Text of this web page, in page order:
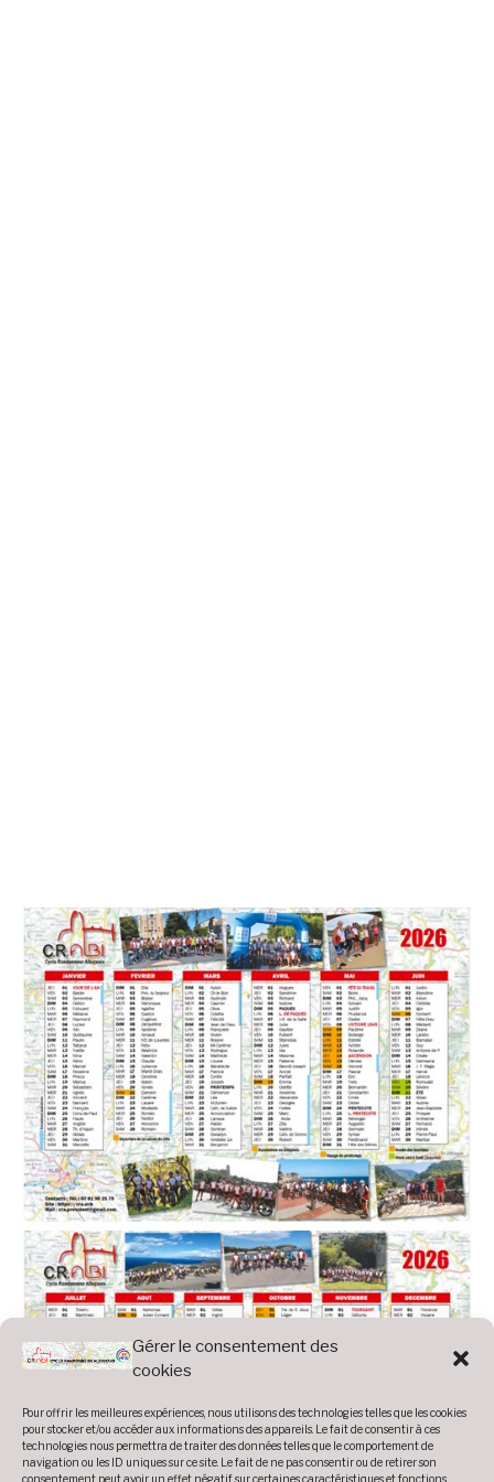
Gérer le consentement des
cookies
Pour offrir les meilleures expériences, nous utilisons des technologies telles que les cookies
pour stocker et/ou accéder aux informations des appareils. Le fait de consentir à ces
technologies nous permettra de traiter des données telles que le comportement de
navigation ou les ID uniques sur ce site. Le fait de ne pas consentir ou de retirer son
consentement peut avoir un effet négatif sur certaines caractéristiques et fonctions.